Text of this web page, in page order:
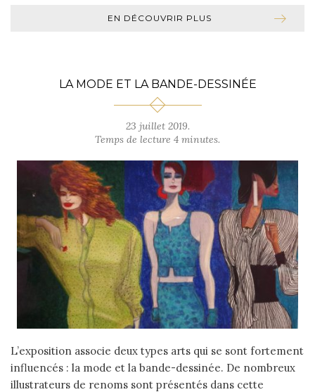
EN DÉCOUVRIR PLUS
LA MODE ET LA BANDE-DESSINÉE
23 juillet 2019.
Temps de lecture 4 minutes.
L’exposition associe deux types arts qui se sont fortement
influencés : la mode et la bande-dessinée. De nombreux
illustrateurs de renoms sont présentés dans cette